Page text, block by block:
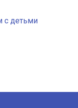
с детьми